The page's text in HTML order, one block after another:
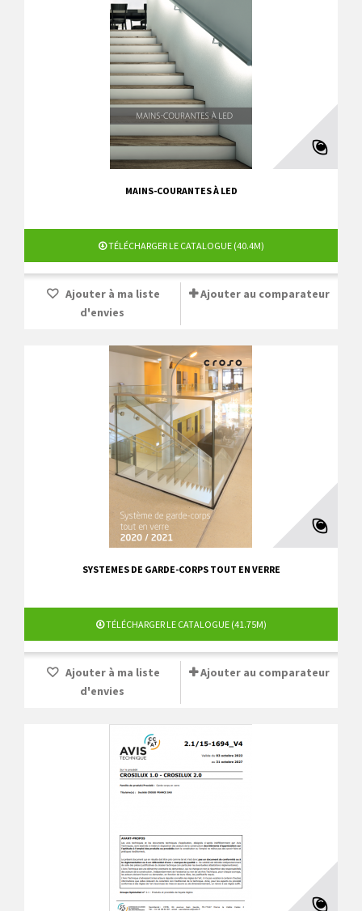
MAINS-COURANTES À LED
TÉLÉCHARGER LE CATALOGUE (40.4M)
Ajouter à ma liste
d'envies
Ajouter au comparateur
SYSTEMES DE GARDE-CORPS TOUT EN VERRE
TÉLÉCHARGER LE CATALOGUE (41.75M)
Ajouter à ma liste
d'envies
Ajouter au comparateur